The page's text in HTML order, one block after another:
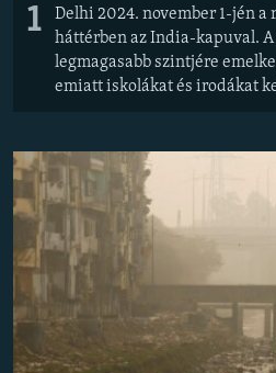
KÖVESSEN MINKET!
1
Delhi 2024. november 1-jén a
háttérben az India-kapuval.
legmagasabb szintjére
emiatt iskolákat és irodákat